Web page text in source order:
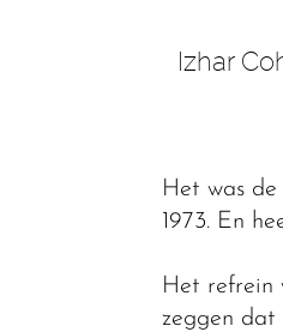
Izhar
Het was
1973. En
Het refrein
zeggen dat